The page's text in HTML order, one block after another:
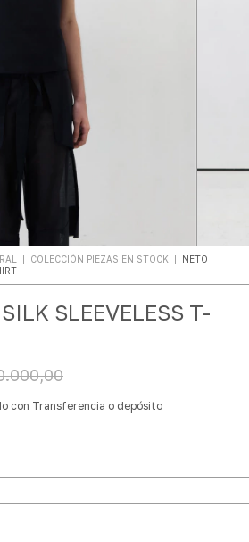
COLECCIÓN PIEZAS EN STOCK
NETO
SLEEVELESS T-
con Transferencia o depósito